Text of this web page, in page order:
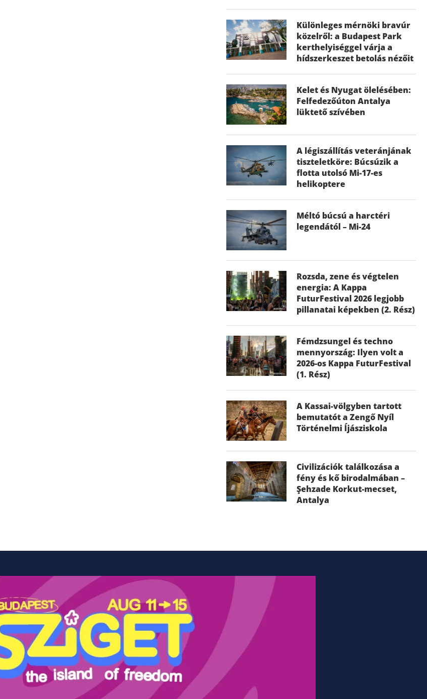
Különleges mérnöki bravúr
közelről: a Budapest Park
kerthelyiséggel várja a
hídszerkeszet betolás nézőit
Kelet és Nyugat ölelésében:
Felfedezőúton Antalya
lüktető szívében
A légiszállítás veteránjának
tiszteletköre: Búcsúzik a
flotta utolsó Mi-17-es
helikoptere
Méltó búcsú a harctéri
legendától – Mi-24
Rozsda, zene és végtelen
energia: A Kappa
FuturFestival 2026 legjobb
pillanatai képekben (2. Rész)
Fémdzsungel és techno
mennyország: Ilyen volt a
2026-os Kappa FuturFestival
(1. Rész)
A Kassai-völgyben tartott
bemutatót a Zengő Nyíl
Történelmi Íjásziskola
Civilizációk találkozása a
fény és kő birodalmában –
Şehzade Korkut-mecset,
Antalya